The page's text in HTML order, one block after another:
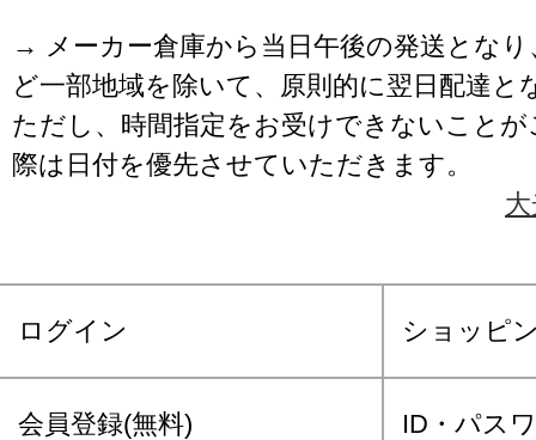
→ メーカー倉庫から当日午後の発送となり
ど一部地域を除いて、原則的に翌日配達と
ただし、時間指定をお受けできないこと
際は日付を優先させていただきます。
ログイン ショッピ
会員登録(無料) ID・パス